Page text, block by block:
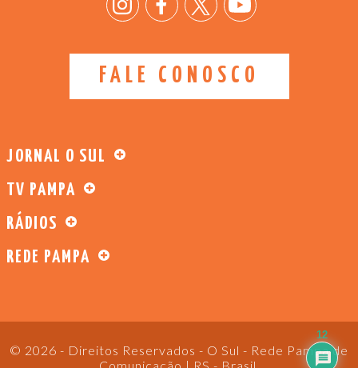
FALE CONOSCO
JORNAL O SUL
TV PAMPA
RÁDIOS
REDE PAMPA
© 2026 - Direitos Reservados - O Sul - Rede Pampa de
12